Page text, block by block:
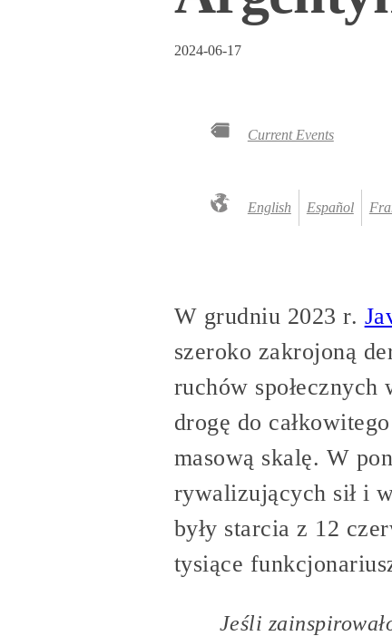
2024-06-17
Current Events
English Español
W grudniu 2023 r.
szeroko zakrojoną
ruchów
drogę do
masową skalę. W
rywalizujących sił i
były starcia z 12
tysiące
Jeśli